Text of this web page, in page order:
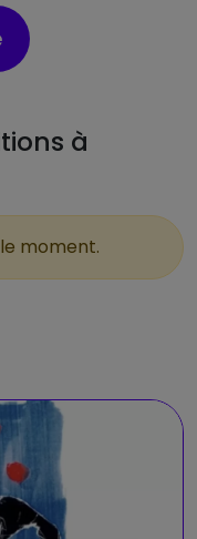
à
moment.